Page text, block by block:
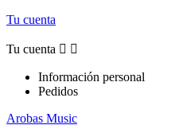
Tu cuenta
Tu cuenta  
Información personal
Pedidos
Arobas Music